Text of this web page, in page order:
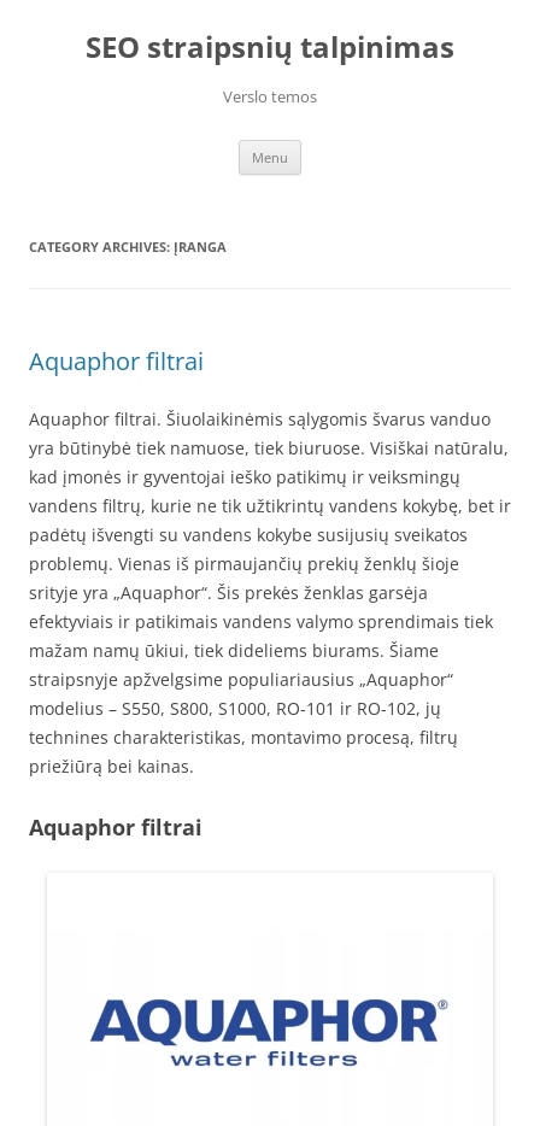
contentSEO straipsnių talpinimas
Verslo temos
Menu
CATEGORY ARCHIVES: ĮRANGA
Aquaphor filtrai
Aquaphor filtrai. Šiuolaikinėmis sąlygomis švarus vanduo
yra būtinybė tiek namuose, tiek biuruose. Visiškai natūralu,
kad įmonės ir gyventojai ieško patikimų ir veiksmingų
vandens filtrų, kurie ne tik užtikrintų vandens kokybę, bet ir
padėtų išvengti su vandens kokybe susijusių sveikatos
problemų. Vienas iš pirmaujančių prekių ženklų šioje
srityje yra „Aquaphor“. Šis prekės ženklas garsėja
efektyviais ir patikimais vandens valymo sprendimais tiek
mažam namų ūkiui, tiek dideliems biurams. Šiame
straipsnyje apžvelgsime populiariausius „Aquaphor“
modelius – S550, S800, S1000, RO-101 ir RO-102, jų
technines charakteristikas, montavimo procesą, filtrų
priežiūrą bei kainas.
Aquaphor filtrai